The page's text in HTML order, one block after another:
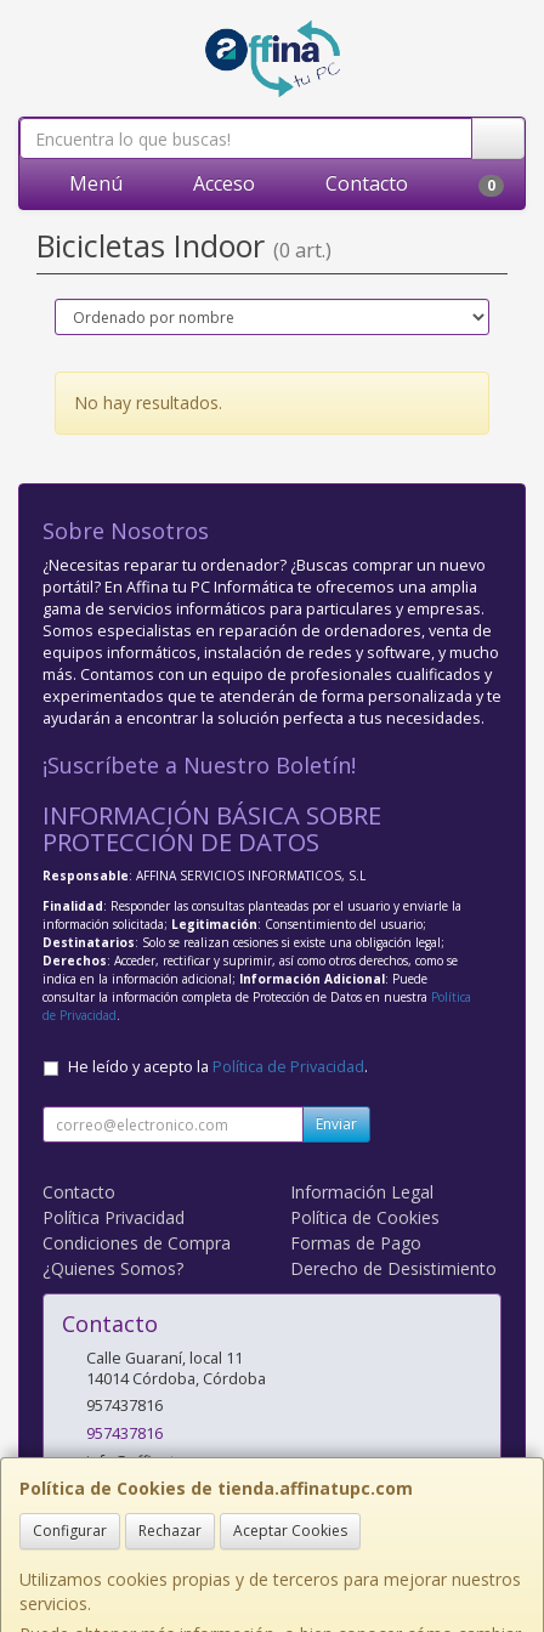
Menú Acceso Contacto 0
Bicicletas Indoor (0 art.)
No hay resultados.
Política de Cookies de tienda.affinatupc.com
Configurar Rechazar Aceptar Cookies
Utilizamos cookies propias y de terceros para mejorar nuestros
servicios.
Sobre Nosotros
¿Necesitas reparar tu ordenador? ¿Buscas comprar un nuevo
portátil? En Affina tu PC Informática te ofrecemos una amplia
gama de servicios informáticos para particulares y empresas.
Somos especialistas en reparación de ordenadores, venta de
equipos informáticos, instalación de redes y software, y mucho
más. Contamos con un equipo de profesionales cualificados y
experimentados que te atenderán de forma personalizada y te
ayudarán a encontrar la solución perfecta a tus necesidades.
¡Suscríbete a Nuestro Boletín!
INFORMACIÓN BÁSICA SOBRE
PROTECCIÓN DE DATOS
Responsable: AFFINA SERVICIOS INFORMATICOS, S.L
Finalidad: Responder las consultas planteadas por el usuario y enviarle la
información solicitada; Legitimación: Consentimiento del usuario;
Destinatarios: Solo se realizan cesiones si existe una obligación legal;
Derechos: Acceder, rectificar y suprimir, así como otros derechos, como se
indica en la información adicional; Información Adicional: Puede
consultar la información completa de Protección de Datos en nuestra Política
de Privacidad.
He leído y acepto la Política de Privacidad.
Enviar
Contacto
Información Legal
Política Privacidad
Política de Cookies
Condiciones de Compra
Formas de Pago
¿Quienes Somos?
Derecho de Desistimiento
Contacto
Calle Guaraní, local 11
14014 Córdoba, Córdoba
957437816
957437816
info@affinatupc.com
Horario
10:00 a 13:30 y 17:00 a 20:30h Lunes a Viernes